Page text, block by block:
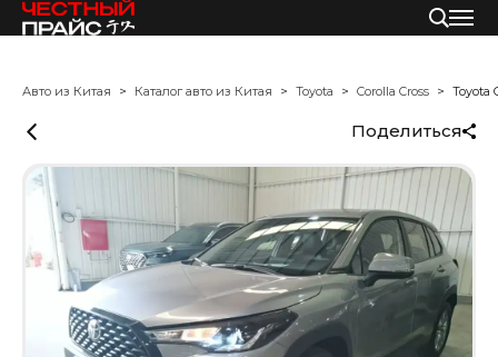
Авто из Китая Каталог авто из Китая Toyota Corolla Cross Toyota
Поделиться